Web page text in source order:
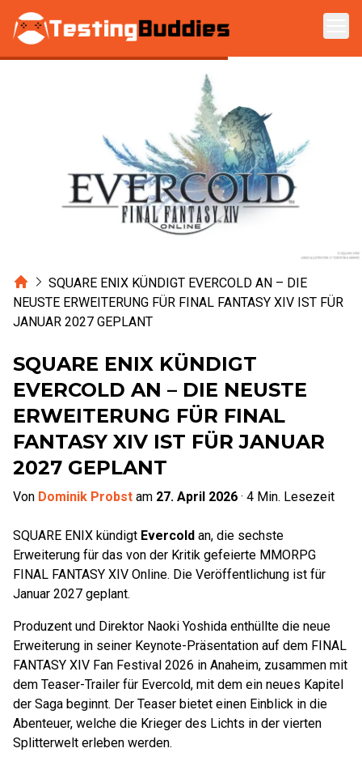
Zum Hauptinhalt springen
HomeSQUARE ENIX KÜNDIGT EVERCOLD AN – DIE
NEUSTE ERWEITERUNG FÜR FINAL FANTASY XIV IST FÜR
JANUAR 2027 GEPLANT
SQUARE ENIX KÜNDIGT
EVERCOLD AN – DIE NEUSTE
ERWEITERUNG FÜR FINAL
FANTASY XIV IST FÜR JANUAR
2027 GEPLANT
Von Dominik Probst am 27. April 2026 · 4 Min. Lesezeit
SQUARE ENIX kündigt Evercold an, die sechste
Erweiterung für das von der Kritik gefeierte MMORPG
FINAL FANTASY XIV Online. Die Veröffentlichung ist für
Januar 2027 geplant.
Produzent und Direktor Naoki Yoshida enthüllte die neue
Erweiterung in seiner Keynote-Präsentation auf dem FINAL
FANTASY XIV Fan Festival 2026 in Anaheim, zusammen mit
dem Teaser-Trailer für Evercold, mit dem ein neues Kapitel
der Saga beginnt. Der Teaser bietet einen Einblick in die
Abenteuer, welche die Krieger des Lichts in der vierten
Splitterwelt erleben werden.